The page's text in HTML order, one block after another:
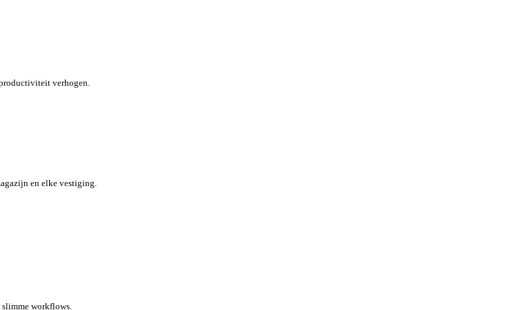
met snelle, nauwkeurige en flexibele POS-oplossingen — speciaal ontwikkeld voor de aftermarket.